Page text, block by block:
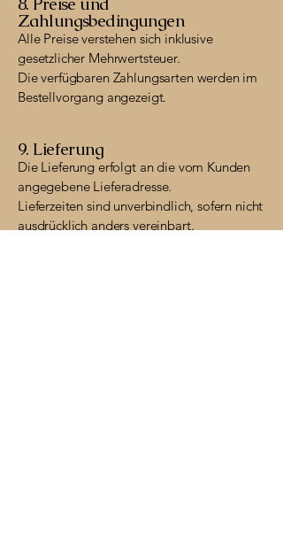
Zahlungsbedingungen
Alle Preise verstehen sich inklusive
gesetzlicher Mehrwertsteuer.
Die verfügbaren Zahlungsarten werden im
Bestellvorgang angezeigt.
9. Lieferung
Die Lieferung erfolgt an die vom Kunden
angegebene Lieferadresse.
Lieferzeiten sind unverbindlich, sofern nicht
ausdrücklich anders vereinbart.